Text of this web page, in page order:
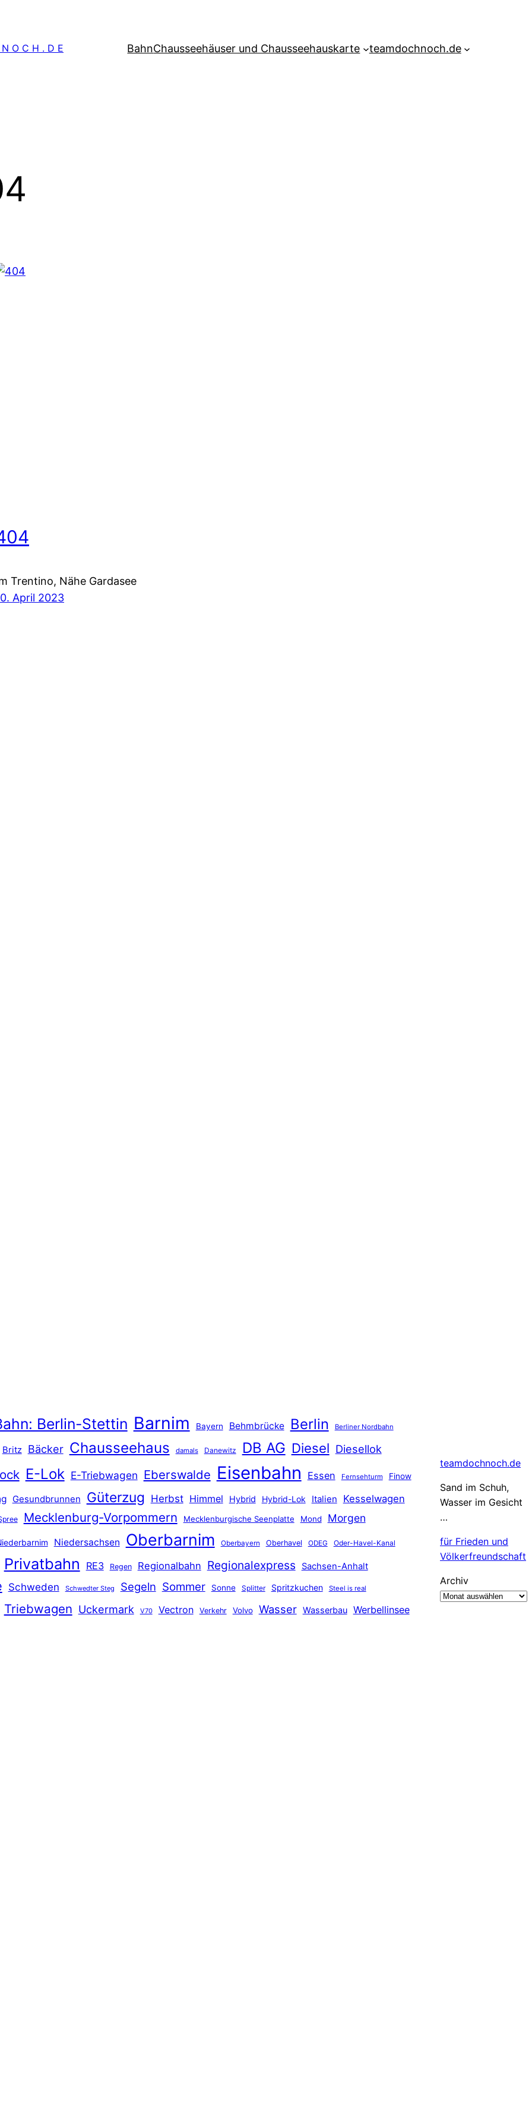
O C H . D E BahnChausseehäuser und Chausseehauskarte teamdochnoch.de
Trentino, Nähe Gardasee
April 2023
Berlin-Stettin Barnim Bayern Behmbrücke Berlin Berliner Nordbahn
Britz Bäcker Chausseehaus damals Danewitz DB AG Diesel Diesellok
E-Lok E-Triebwagen Eberswalde Eisenbahn Essen Fernsehturm Finow
Gesundbrunnen Güterzug Herbst Himmel Hybrid Hybrid-Lok Italien Kesselwagen
Mecklenburg-Vorpommern Mecklenburgische Seenplatte Mond Morgen
Niedersachsen Oberbarnim Oberbayern Oberhavel ODEG Oder-Havel-Kanal
Privatbahn RE3 Regen Regionalbahn Regionalexpress Sachsen-Anhalt
Schweden Schwedter Steg Segeln Sommer Sonne Splitter Spritzkuchen Steel is real
Triebwagen Uckermark V70 Vectron Verkehr Volvo Wasser Wasserbau Werbellinsee
teamdochnoch.de
Sand im Schuh,
Wasser im Gesicht
…
für Frieden und
Völkerfreundschaft
Archiv